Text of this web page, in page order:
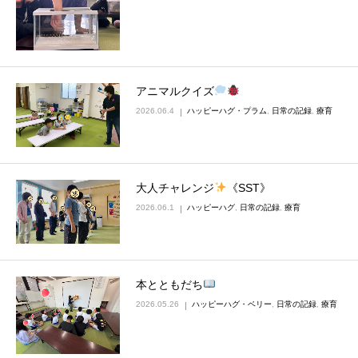
アニマルクイズ
2026.06.4 ハッピーハグ・プラム 日常の記録 療育
大人チャレンジ 《SST》
2026.06.1 ハッピーハグ 日常の記録 療育
本とともだち
2026.05.26 ハッピーハグ・ベリー 日常の記録 療育